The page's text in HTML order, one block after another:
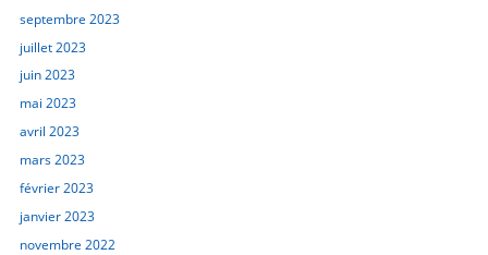
septembre 2023
juillet 2023
juin 2023
mai 2023
avril 2023
mars 2023
février 2023
janvier 2023
novembre 2022